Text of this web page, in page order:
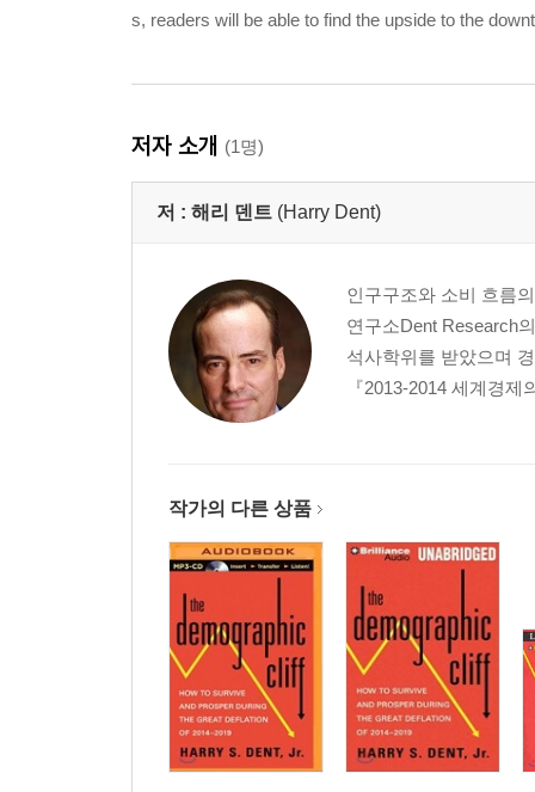
s, readers will be able to find the upside to the
저자 소개 (1명)
저 : 해리 덴트 (Harry Dent)
인구구조와 소비 흐름
연구소Dent Research
석사학위를 받았으며
『2013-2014 세계경
작가의 다른 상품